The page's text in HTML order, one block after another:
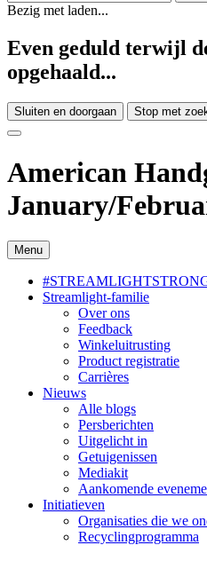
Bezig met laden...
Even geduld terwijl
opgehaald...
Sluiten en doorgaan Stop met
American
January/
Menu
Streamlight-familie
Over ons
Feedback
Winkeluitrusting
Product registratie
Carrières
Nieuws
Alle blogs
Persberichten
Uitgelicht in
Getuigenissen
Mediakit
Aankomende
Initiatieven
Organisaties die we
Recyclingprogramma